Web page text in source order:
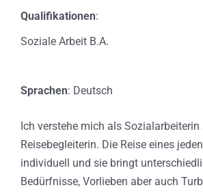
Qualifikationen:
Soziale Arbeit B.A.
Sprachen: Deutsch
Ich verstehe mich als Sozialarbeiterin
Reisebegleiterin. Die Reise eines
individuell und sie bringt
Bedürfnisse, Vorlieben aber auch